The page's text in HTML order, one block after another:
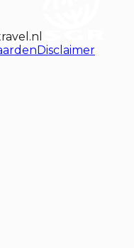
Disclaimer